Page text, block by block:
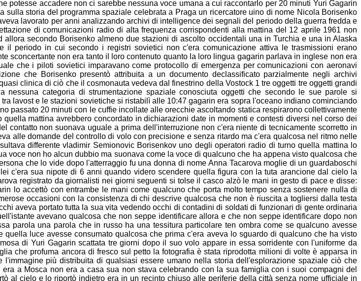
potesse accadere non ci sarebbe nessuna voce umana a cui raccontarlo per 20 minuti YuriGagarin
sulla storia del programmaspaziale celebrata a Praga un ricercatore uino di nome Nicola Borisenko
lavorato per anni analizzando archivi di intelligence dei segnali del periodo della guerra fredda e
dicomunicazioni radio di alta frequenza corrispondenti alla mattina del 12 aprile 1961 non
allorasecondo Borisenko almeno due stazioni di ascolto occidentali una in Turchia e una in Alaska
il periodo in cui secondo i registri sovietici non c'era comunicazione attiva letrasmissioni erano
sconcertante nonera tanto il loro contenuto quanto la loro lingua gagarin parlava in inglese non era
che i piloti sovietici imparavano come protocollo di emergenza per comunicazionicon aeronavi
che Borisenko presentòattribuita a un documento declassificato parzialmente negliarchivi
clinica di ciò che il cosmonauta vedeva dal finestrino della Vostock 1 tre oggetti tre oggetti grandi
nessuna categoria distrumentazione spaziale conosciuta oggetti che secondo le sue parole si
lavost e le stazioni sovietiche si ristabilì alle 10:47 gagarin era sopra l'oceano indianocominciando
passato 20 minuti con le cuffie incollate alle orecchie ascoltando statica respiraronocollettivamente
quella mattina avrebbero concordato in dichiarazioni date in momenti e contesti diversi nel corso dei
contatto non suonava ugualea prima dell'interruzione non c'era niente di tecnicamentescorretto in
alle domande del controllo di volo con precisione e senza ritardo ma c'era qualcosa nel ritmo nelle
differente vladimir Semionovic Borisenkov uno degli operatori radio di turno quella mattina lo
voce non ho alcun dubbio ma suonava come la voce di qualcuno che ha appena visto qualcosa che
che lo vide dopo l'atterraggio fu unadonna di nome Anna Tacarova moglie di un guardaboschi
c'era sua nipote di 6 anni quando videro scendere quella figura con la tuta arancione dal cielo la
registrato da giornalisti nei giorniseguenti si tolse il casco alzò le mani in gesto di pace e disse:
lo accettò con entrambe le mani come qualcuno che porta molto tempo senza sostenere nulla di
occasioni con la consistenza di chidescrive qualcosa che non è riuscita a togliersi dalla testa
aveva portato tutta la sua vita vedendoocchi di contadini di soldati di funzionari di gente ordinaria
avevano qualcosa che non seppe identificare allora e che non seppe identificare dopo non
parola una parola che in russo ha una tessitura particolare ten ombra come se qualcuno avesse
quella luce avesse consumato qualcosa che prima c'era aveva lo sguardo di qualcuno che ha visto
di Yuri Gagarin scattata tre giorni dopo il suo volo appare in essa sorridente con l'uniforme da
che profuma ancora di fresco sul petto la fotografia èstata riprodotta milioni di volte è apparsa in
l'immagine più distribuita di qualsiasi essere umano nella storia dell'esplorazione spaziale ciò che
era a Mosca non era a casa sua non stavacelebrando con la sua famiglia con i suoi compagni del
al cielo e lo riportò indietro era in un recinto chiuso alle periferie della città senza nome ufficiale in